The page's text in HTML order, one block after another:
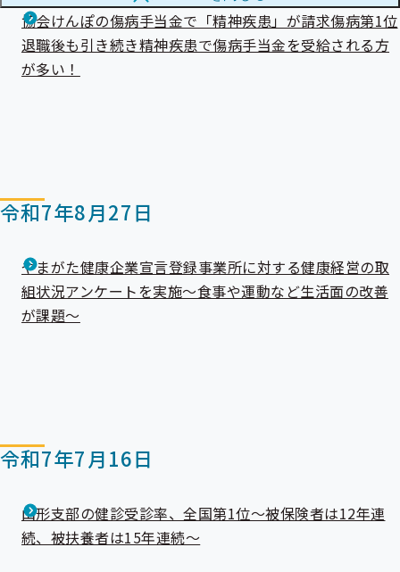
ニ
ュ
ー
メ
ニ
ュ
協会けんぽの傷病手当金で「精神疾患」が請求傷病第1位
退職後も引き続き精神疾患で傷病手当金を受給される方
が多い！
令和7年8月27日
やまがた健康企業宣言登録事業所に対する健康経営の取
組状況アンケートを実施～食事や運動など生活面の改善
が課題～
令和7年7月16日
山形支部の健診受診率、全国第1位～被保険者は12年連
続、被扶養者は15年連続～